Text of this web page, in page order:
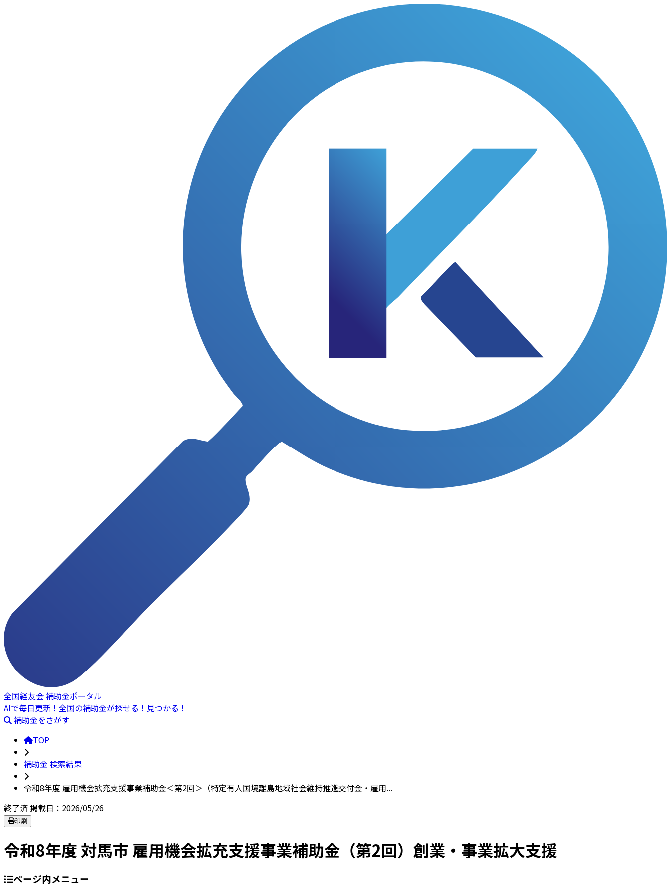
全国経友会 補助金ポータル
AIで毎日更新！全国の補助金が探せる！見つかる！
補助金をさがす
TOP
補助金 検索結果
令和8年度 雇用機会拡充支援事業補助金＜第2回＞（特定有人国境離島地域社会維持推進交付金・雇用...
終了済掲載日：2026/05/26
印刷
令和8年度 対馬市 雇用機会拡充支援事業補助金（第2回）創業・事業拡大支援
ページ内メニュー